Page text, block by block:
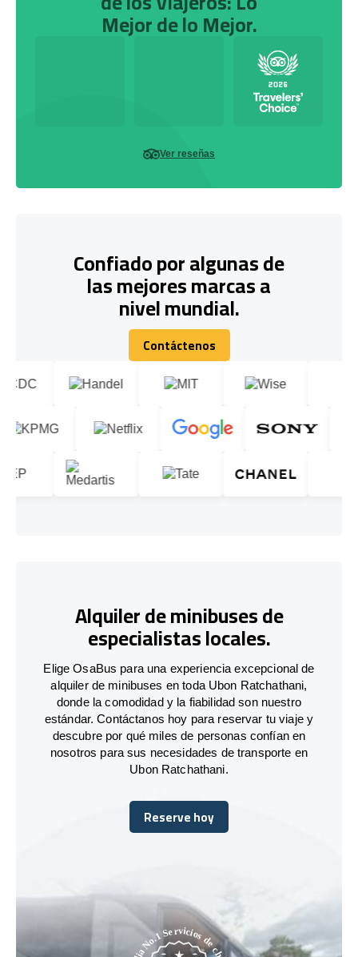
Mejor de lo Mejor.
Ver reseñas
Confiado por algunas de
las mejores marcas a
nivel mundial.
Contáctenos
Contáctenos
Alquiler de minibuses de
especialistas locales.
Elige OsaBus para una experiencia excepcional de
alquiler de minibuses en toda Ubon Ratchathani,
donde la comodidad y la fiabilidad son nuestro
estándar. Contáctanos hoy para reservar tu viaje y
descubre por qué miles de personas confían en
nosotros para sus necesidades de transporte en
Ubon Ratchathani.
Reserve hoy
Reserve hoy